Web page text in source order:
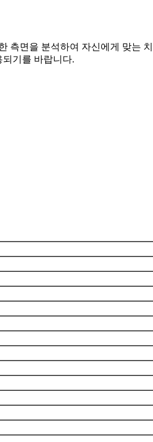
측면을 분석하여 자신에게 맞는
기를 바랍니다.